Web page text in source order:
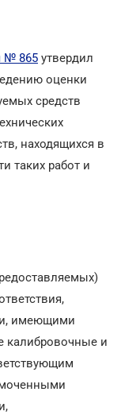
№ 865 утвердил
оценки
средств
находящихся в
таких работ и
имеющими
калибровочные и